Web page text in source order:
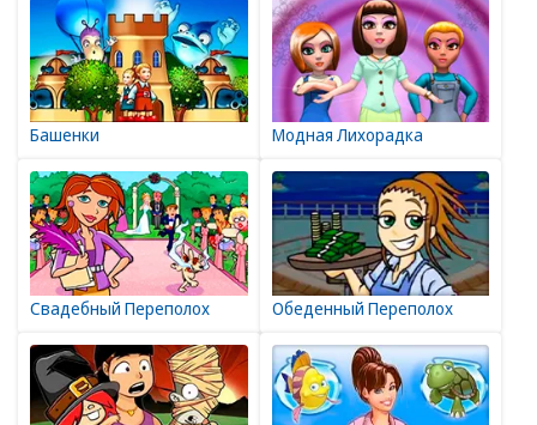
Башенки Модная Лихорадка
Свадебный Переполох Обеденный Переполох